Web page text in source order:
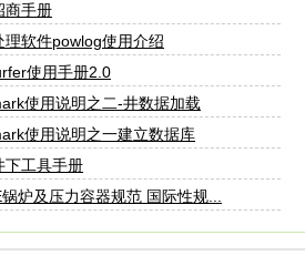
商手册
理软件powlog使用介绍
使用手册2.0
使用说明之二-井数据加载
使用说明之一建立数据库
下工具手册
炉及压力容器规范 国际性规...